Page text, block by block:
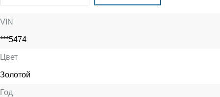
VIN
***5474
Цвет
Золотой
Год